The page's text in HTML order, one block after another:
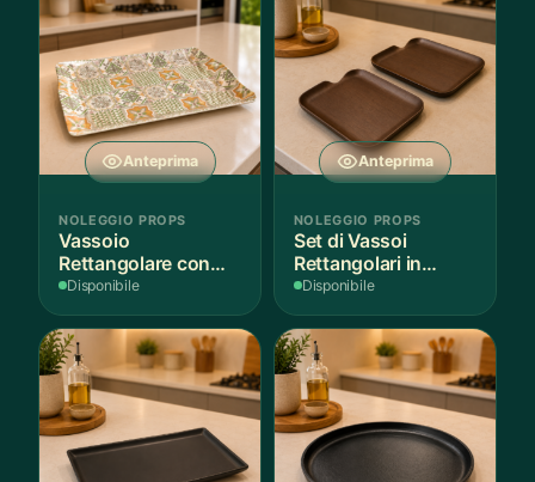
Anteprima
NOLEGGIO PROPS
Vassoio
Rettangolare con
Fantasia
Disponibile
Anteprima
NOLEGGIO PROPS
Set di Vassoi
Rettangolari in
Finitura Legno
Disponibile